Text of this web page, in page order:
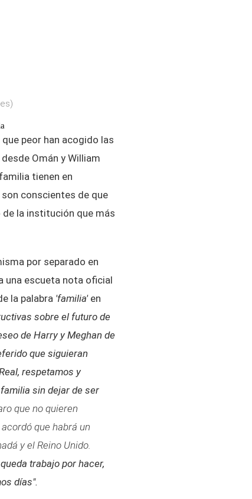
peor han acogido las
Omán y William
tienen en
conscientes de que
la institución que más
por separado en
una escueta nota oficial
la palabra 'familia'en
sobre el futuro de
de Harry y Meghan de
que siguieran
respetamos y
sin dejar de ser
que no quieren
que habrá un
y el Reino Unido.
trabajo por hacer,
días".